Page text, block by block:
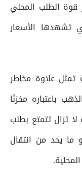
قوة الطلب المحلي
تشهدها الأسعار
تمثل علاوة مخاطر
باعتباره مخزنًا
تزال تتمتع بطلب
ما يحد من انتقال